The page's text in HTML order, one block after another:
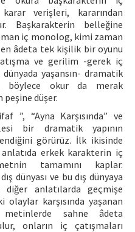
karar verişleri, kararından
Başkarakterin belleğine
iç monolog, kimi zaman
âdeta tek kişilik bir oyunu
ve gerilim -gerek iç
dünyada yaşansın- dramatik
böylece okur da merak
düşer.
”, “Ayna Karşısında” ve
bir dramatik yapının
görürüz. İlk ikisinde
erkek karakterin iç
tamamını kaplar.
dünyası ve bu dış dünyaya
anlatılarda geçmişe
karşısında yaşanan
sahne âdeta
onların iç çatışmaları